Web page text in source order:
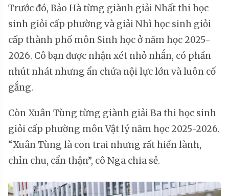
Trước đó, Bảo Hà từng giành giải Nhất thi học
sinh giỏi cấp phường và giải Nhì học sinh giỏi
cấp thành phố môn Sinh học ở năm học 2025-
2026. Cô bạn được nhận xét nhỏ nhắn, có phần
nhút nhát nhưng ẩn chứa nội lực lớn và luôn cố
gắng.
Còn Xuân Tùng từng giành giải Ba thi học sinh
giỏi cấp phường môn Vật lý năm học 2025-2026.
“Xuân Tùng là con trai nhưng rất hiền lành,
chỉn chu, cẩn thận”, cô Nga chia sẻ.